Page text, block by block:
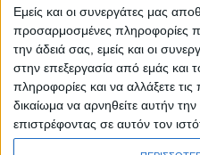
Εμείς και οι συνεργάτες μας
προσαρμοσμένες πληροφορίες
την άδειά σας, εμείς και οι
στην επεξεργασία από εμάς και
πληροφορίες και να αλλάξετε τις
δικαίωμα να αρνηθείτε αυτήν
επιστρέφοντας σε αυτόν τον